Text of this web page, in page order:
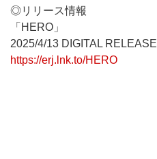
◎リリース情報
「HERO」
2025/4/13 DIGITAL RELEASE
https://erj.lnk.to/HERO